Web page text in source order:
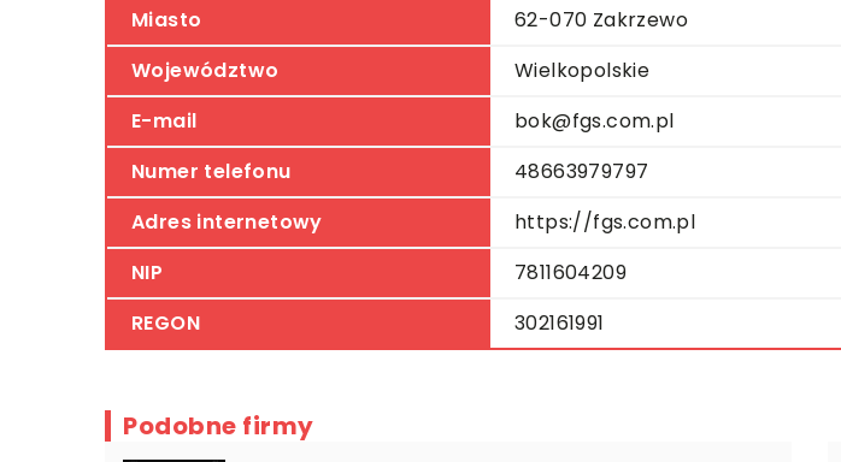
Miasto
62-070 Zakrzewo
Województwo
Wielkopolskie
E-mail
bok@fgs.com.pl
Numer telefonu
48663979797
Adres internetowy
https://fgs.com.pl
NIP
7811604209
REGON
302161991
Podobne firmy